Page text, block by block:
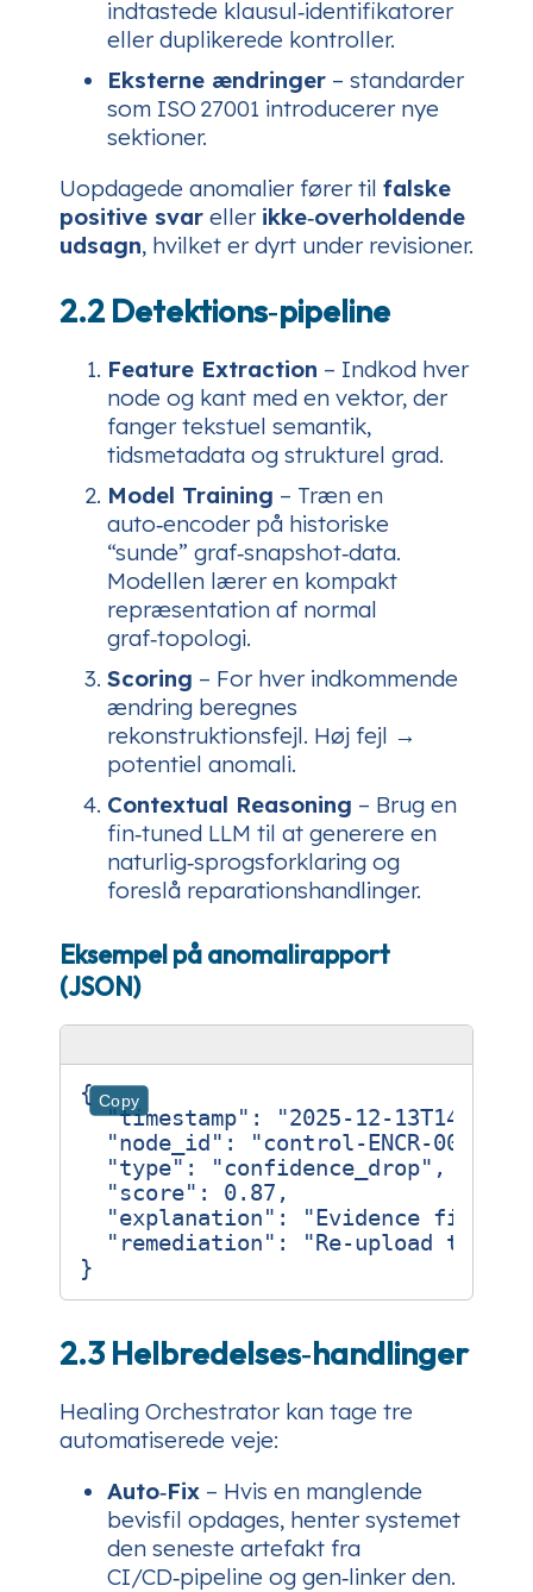
indtastede klausul‑identifikatorer
eller duplikerede kontroller.
Eksterne ændringer – standarder
som ISO 27001 introducerer nye
sektioner.
Uopdagede anomalier fører til falske
positive svar eller ikke‑overholdende
udsagn, hvilket er dyrt under revisioner.
2.2 Detektions‑pipeline
Feature Extraction – Indkod hver
node og kant med en vektor, der
fanger tekstuel semantik,
tidsmetadata og strukturel grad.
Model Training – Træn en
auto‑encoder på historiske
“sunde” graf‑snapshot‑data.
Modellen lærer en kompakt
repræsentation af normal
graf‑topologi.
Scoring – For hver indkommende
ændring beregnes
rekonstruktionsfejl. Høj fejl →
potentiel anomali.
Contextual Reasoning – Brug en
fin‑tuned LLM til at generere en
naturlig‑sprogsforklaring og
foreslå reparationshandlinger.
Eksempel på anomalirapport
(JSON)
Copy
{
"timestamp" :
"2025-12-
"node_id" : "control-ENCR-001"
"type" : "confidence_drop" ,
"score" : 0.87 ,
"explanation" :
"Evidence file
"remediation" :
"Re‑upload the
}
2.3 Helbredelses‑handlinger
Healing Orchestrator kan tage tre
automatiserede veje:
Auto‑Fix – Hvis en manglende
bevisfil opdages, henter systemet
den seneste artefakt fra
CI/CD‑pipeline og gen‑linker den.